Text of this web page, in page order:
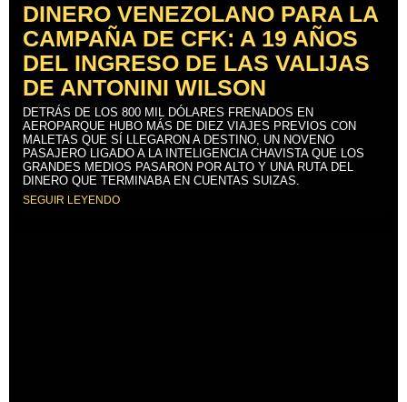
DINERO VENEZOLANO PARA LA
CAMPAÑA DE CFK: A 19 AÑOS
DEL INGRESO DE LAS VALIJAS
DE ANTONINI WILSON
DETRÁS DE LOS 800 MIL DÓLARES FRENADOS EN
AEROPARQUE HUBO MÁS DE DIEZ VIAJES PREVIOS CON
MALETAS QUE SÍ LLEGARON A DESTINO, UN NOVENO
PASAJERO LIGADO A LA INTELIGENCIA CHAVISTA QUE LOS
GRANDES MEDIOS PASARON POR ALTO Y UNA RUTA DEL
DINERO QUE TERMINABA EN CUENTAS SUIZAS.
SEGUIR LEYENDO